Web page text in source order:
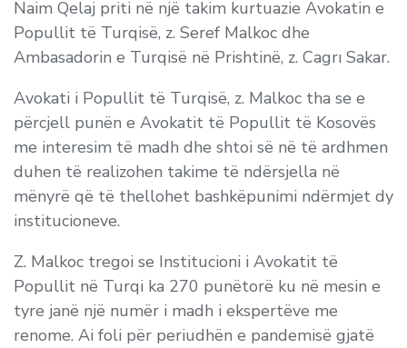
Naim Qelaj priti në një takim kurtuazie Avokatin e
Popullit të Turqisë, z. Seref Malkoc dhe
Ambasadorin e Turqisë në Prishtinë, z. Cagrı Sakar.
Avokati i Popullit të Turqisë, z. Malkoc tha se e
përcjell punën e Avokatit të Popullit të Kosovës
me interesim të madh dhe shtoi së në të ardhmen
duhen të realizohen takime të ndërsjella në
mënyrë që të thellohet bashkëpunimi ndërmjet dy
institucioneve.
Z. Malkoc tregoi se Institucioni i Avokatit të
Popullit në Turqi ka 270 punëtorë ku në mesin e
tyre janë një numër i madh i ekspertëve me
renome. Ai foli për periudhën e pandemisë gjatë